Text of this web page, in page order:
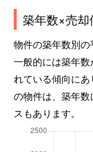
築年数×売却
物件の築年数別の
一般的には築年
れている傾向に
の物件は、築年
スもあります。